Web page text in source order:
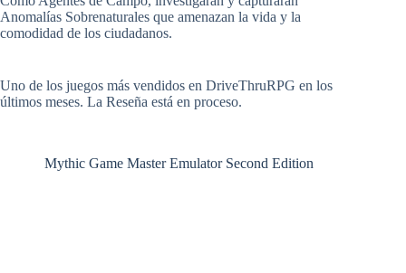
Anomalías Sobrenaturales que amenazan la vida y la
comodidad de los ciudadanos.
Uno de los juegos más vendidos en DriveThruRPG en los
últimos meses. La Reseña está en proceso.
Mythic Game Master Emulator Second Edition